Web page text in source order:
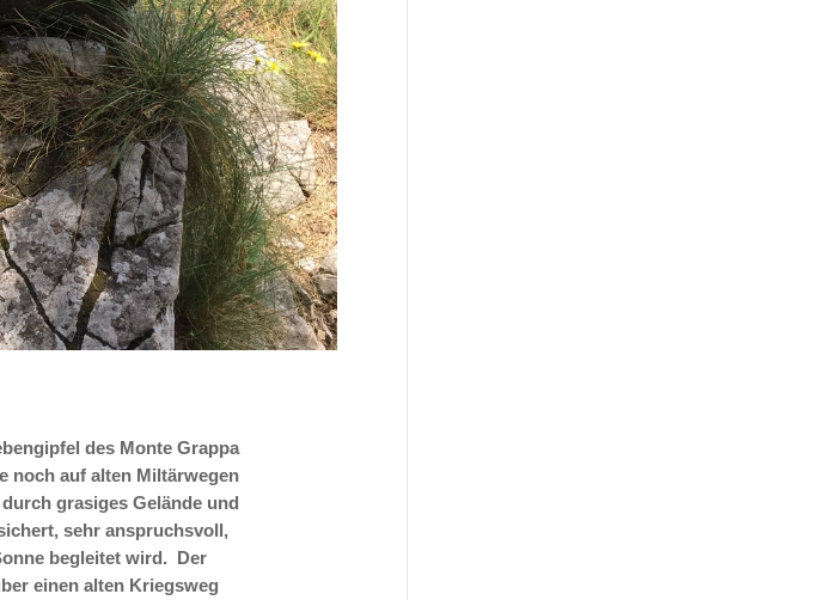
des Monte Grappa
noch auf alten Miltärwegen
grasiges Gelände und
sehr anspruchsvoll,
begleitet wird. Der
einen alten Kriegsweg